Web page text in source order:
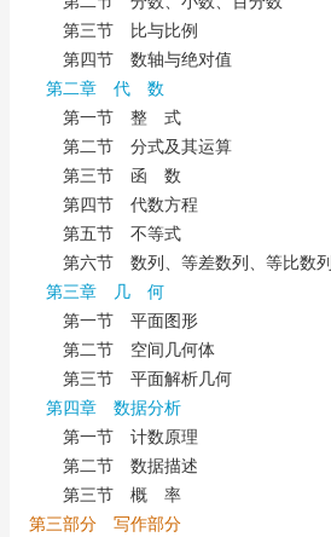
第三节 比与比例
第四节 数轴与绝对值
第二章 代 数
第一节 整 式
第二节 分式及其运算
第三节 函 数
第四节 代数方程
第五节 不等式
第六节 数列、等差数列、等比数列
第三章 几 何
第一节 平面图形
第二节 空间几何体
第三节 平面解析几何
第四章 数据分析
第一节 计数原理
第二节 数据描述
第三节 概 率
第三部分 写作部分